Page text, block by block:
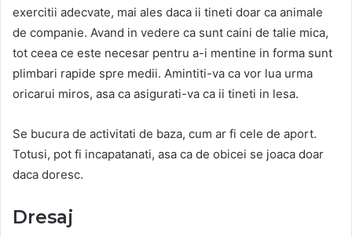
exercitii adecvate, mai ales daca ii tineti doar ca animale
de companie. Avand in vedere ca sunt caini de talie mica,
tot ceea ce este necesar pentru a-i mentine in forma sunt
plimbari rapide spre medii. Amintiti-va ca vor lua urma
oricarui miros, asa ca asigurati-va ca ii tineti in lesa.
Se bucura de activitati de baza, cum ar fi cele de aport.
Totusi, pot fi incapatanati, asa ca de obicei se joaca doar
daca doresc.
Dresaj